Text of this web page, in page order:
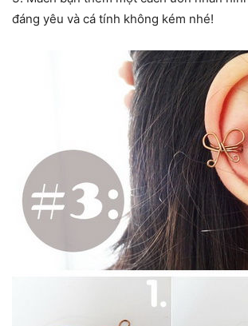
đáng yêu và cá tính không kém nhé!